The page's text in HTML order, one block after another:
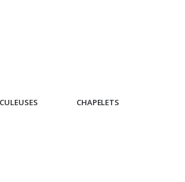
CHAPELETS